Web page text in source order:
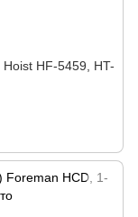
Hoist HF-5459, HT-